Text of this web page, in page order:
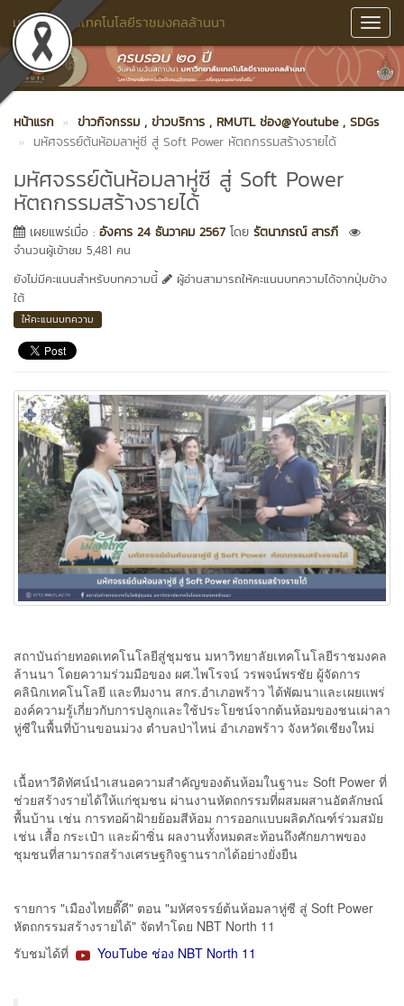
มหาวิทยาลัยเทคโนโลยีราชมงคลล้านนา
หน้าแรก ข่าวกิจกรรม , ข่าวบริการ , RMUTL ช่อง@Youtube , SDGs
มหัศจรรย์ต้นห้อมลาหู่ซี สู่ Soft Power หัตถกรรมสร้างรายได้
มหัศจรรย์ต้นห้อมลาหู่ซี สู่ Soft Power
หัตถกรรมสร้างรายได้
เผยแพร่เมื่อ : อังคาร 24 ธันวาคม 2567 โดย รัตนาภรณ์ สารภี
จำนวนผู้เข้าชม 5,481 คน
ยังไม่มีคะแนนสำหรับบทความนี้
ผู้อ่านสามารถให้คะแนนบทความได้จากปุ่มข้าง
ใต้
ให้คะแนนบทความ
สถาบันถ่ายทอดเทคโนโลยีสู่ชุมชน มหาวิทยาลัยเทคโนโลยีราชมงคล
ล้านนา โดยความร่วมมือของ ผศ.ไพโรจน์ วรพจน์พรชัย ผู้จัดการ
คลินิกเทคโนโลยี และทีมงาน สกร.อำเภอพร้าว ได้พัฒนาและเผยแพร่
องค์ความรู้เกี่ยวกับการปลูกและใช้ประโยชน์จากต้นห้อมของชนเผ่าลา
หู่ซีในพื้นที่บ้านขอนม่วง ตำบลป่าไหน่ อำเภอพร้าว จังหวัดเชียงใหม่
เนื้อหาวีดิทัศน์นำเสนอความสำคัญของต้นห้อมในฐานะ Soft Power ที่
ช่วยสร้างรายได้ให้แก่ชุมชน ผ่านงานหัตถกรรมที่ผสมผสานอัตลักษณ์
พื้นบ้าน เช่น การทอผ้าฝ้ายย้อมสีห้อม การออกแบบผลิตภัณฑ์ร่วมสมัย
เช่น เสื้อ กระเป๋า และผ้าซิ่น ผลงานทั้งหมดสะท้อนถึงศักยภาพของ
ชุมชนที่สามารถสร้างเศรษฐกิจฐานรากได้อย่างยั่งยืน
รายการ "เมืองไทยดี๊ดี" ตอน "มหัศจรรย์ต้นห้อมลาหู่ซี สู่ Soft Power
หัตถกรรมสร้างรายได้" จัดทำโดย NBT North 11
รับชมได้ที่
YouTube ช่อง NBT North 11